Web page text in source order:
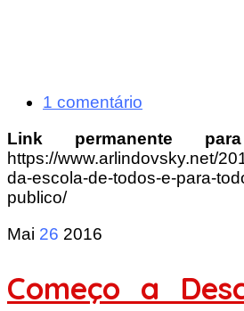
1 comentário
Link permanente
https://www.arlindovsky.net/
da-escola-de-todos-e-para-
publico/
Mai 26 2016
Começo a